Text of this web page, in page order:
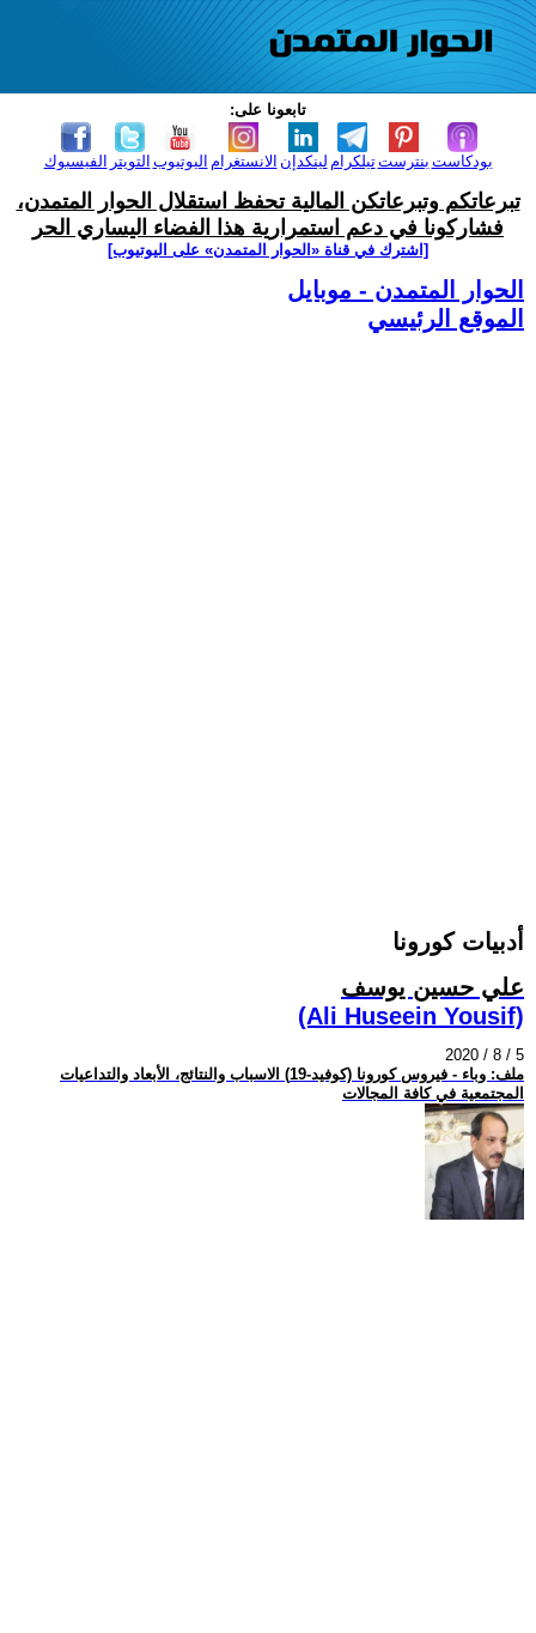
تابعونا على:
الفيسبوك التويتر اليوتيوب الانستغرام لينكدإن تيلكرامبنترست بودكاست
تبرعاتكم وتبرعاتكن المالية تحفظ استقلال الحوار المتمدن،
فشاركونا في دعم استمرارية هذا الفضاء اليساري الحر
[اشترك في قناة ‫«الحوار المتمدن» على اليوتيوب]
الحوار المتمدن - موبايل
الموقع الرئيسي
أدبيات كورونا
علي حسين يوسف
(Ali Huseein Yousif)
2020 / 8 / 5
ملف: وباء - فيروس كورونا (كوفيد-19) الاسباب والنتائج، الأبعاد والتداعيات
المجتمعية في كافة المجالات